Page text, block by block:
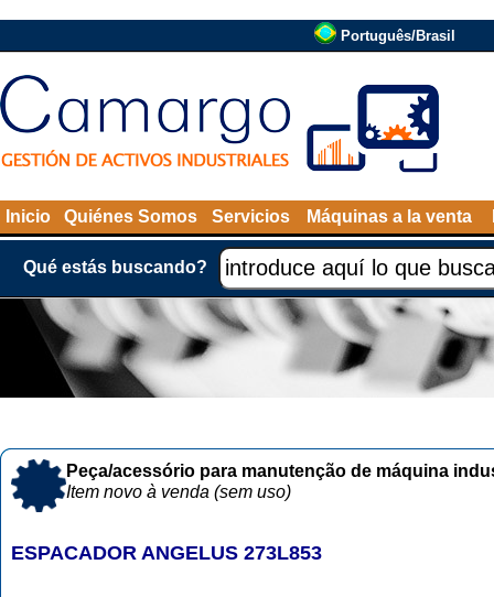
Português/Brasil
Inicio Quiénes Somos Servicios Máquinas a la venta
Qué estás buscando?
Peça/acessório para manutenção de máquina
Item novo à venda (sem uso)
ESPACADOR ANGELUS 273L853